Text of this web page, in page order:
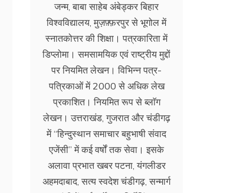
जन्म, बाबा साहेब अंबेड्कर बिहार
विश्वविद्यालय, मुज़फ़्फ़रपुर से भूगोल में
स्नातकोत्तर की शिक्षा। पत्रकारिता में
डिप्लोमा। समसामयिक एवं राष्ट्रीय मुद्दों
पर नियमित लेखन। विभिन्न पत्र-
पत्रिकाओं में 2000 से अधिक लेख
प्रकाशित। नियमित रूप से ब्लाॅग
लेखन। उत्तराखंड, गुजरात और चंडीगढ़
में ‘‘हिन्दुस्थान समाचार बहुभाषी संवाद
एजेंसी’’ में कई वर्षों तक सेवा। इसके
अलावा प्रभात खबर पटना, यंगलीडर
अहमदाबाद, सत्य स्वदेश चंडीगढ़, सन्मार्ग